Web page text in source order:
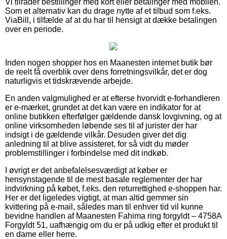
Som et alternativ kan du drage nytte af et tilbud som f.eks.
ViaBill, i tilfælde af at du har til hensigt at dække betalingen
over en periode.
Inden nogen shopper hos en Maanesten internet butik bør
de reelt få overblik over dens forretningsvilkår, det er dog
naturligvis et tidskrævende arbejde.
En anden valgmulighed er at efterse hvorvidt e-forhandleren
er e-mærket, grundet at det kan være en indikator for at
online butikken efterfølger gældende dansk lovgivning, og at
online virksomheden løbende ses til af jurister der har
indsigt i de gældende vilkår. Desuden giver det dig
anledning til at blive assisteret, for så vidt du møder
problemstillinger i forbindelse med dit indkøb.
I øvrigt er det anbefalelsesværdigt at køber er
hensynstagende til de mest basale reglementer der har
indvirkning på købet, f.eks. den returrettighed e-shoppen har.
Her er det ligeledes vigtigt, at man altid gemmer sin
kvittering på e-mail, således man til enhver tid vil kunne
bevidne handlen af Maanesten Fahima ring forgyldt – 4758A
Forgyldt 51, uafhængig om du er på udkig efter et produkt til
en dame eller herre.